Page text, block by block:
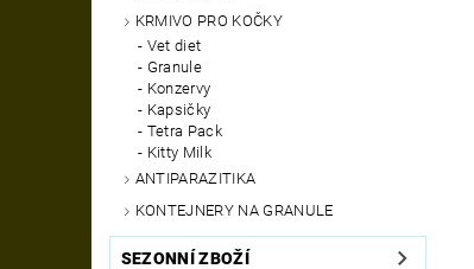
KRMIVO PRO KOČKY
Vet diet
Granule
Konzervy
Kapsičky
Tetra Pack
Kitty Milk
ANTIPARAZITIKA
KONTEJNERY NA GRANULE
SEZONNÍ ZBOŽÍ